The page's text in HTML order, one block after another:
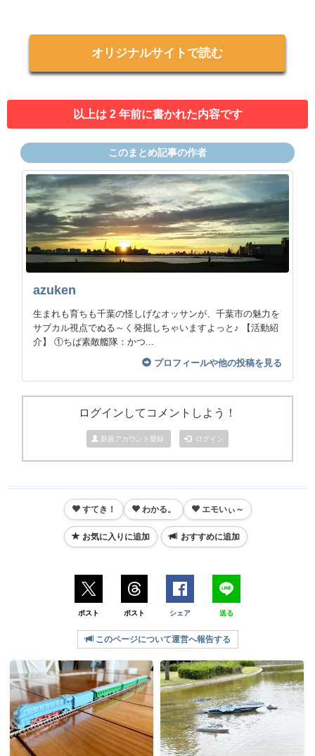
オリジナルサイトで読む
以上は 2 年前に書かれた内容です
このまとめ記事の作者
azuken
生まれも育ちも千葉の怪しげなオッサンが、千葉市の魅力を
サブカル視点でぬる～く発掘しちゃいますよっと♪ 【活動紹
介】 ①ちば素敵艦隊：かつ...
プロフィールや他の投稿を見る
ログインしてコメントしよう！
新規アカウント登録 ログイン
すてき！ わかる。 エモいぃ～
お気に入りに追加 おすすめに追加
ポスト ポスト シェア 送る
このページについて運営へ報告する